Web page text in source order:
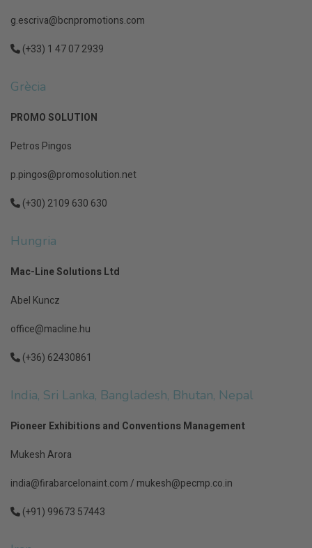
g.escriva@bcnpromotions.com
(+33) 1 47 07 2939
Grècia
PROMO SOLUTION
Petros Pingos
p.pingos@promosolution.net
(+30) 2109 630 630
Hungria
Mac-Line Solutions Ltd
Abel Kuncz
office@macline.hu
(+36) 62430861
India, Sri Lanka, Bangladesh, Bhutan, Nepal
Pioneer Exhibitions and Conventions Management
Mukesh Arora
india@firabarcelonaint.com/ mukesh@pecmp.co.in
(+91) 99673 57443